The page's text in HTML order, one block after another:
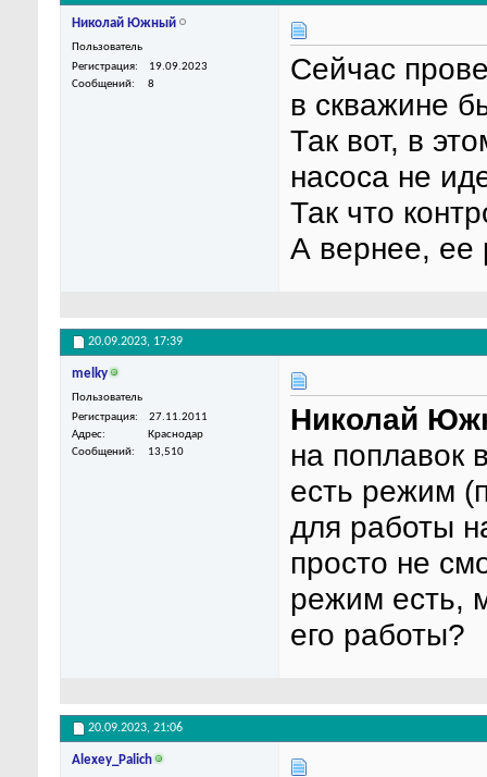
Николай Южный
Пользователь
Регистрация
19.09.2023
Сообщений
8
Сейчас
в скважине
Так вот, в
насоса не
Так что
А вернее, ее
20.09.2023, 17:39
melky
Пользователь
Регистрация
27.11.2011
Адрес
Краснодар
Сообщений
13,510
Николай
на поплавок
есть режим
для работы
просто не
режим есть,
его работы?
20.09.2023, 21:06
Alexey_Palich